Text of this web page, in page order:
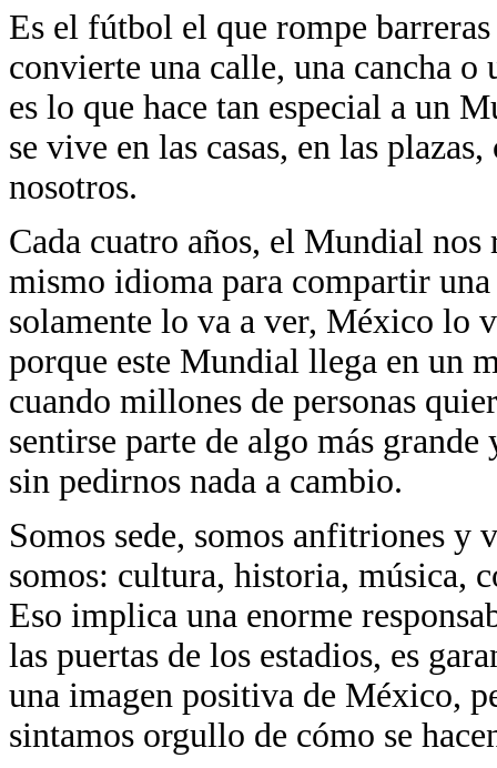
Es el fútbol el que rompe
convierte una calle, una cancha o
es lo que hace tan especial a un
se vive en las casas, en las
nosotros.
Cada cuatro años, el Mundial nos
mismo idioma para compartir
solamente lo va a ver, México lo
porque este Mundial llega en un
cuando millones de personas
sentirse parte de algo más
sin pedirnos nada a cambio.
Somos sede, somos anfitriones y
somos: cultura, historia, música,
Eso implica una enorme
las puertas de los estadios, es
una imagen positiva de México,
sintamos orgullo de cómo se